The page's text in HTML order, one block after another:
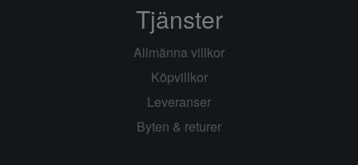
Tjänster
Allmänna villkor
Köpvillkor
Leveranser
Byten & returer